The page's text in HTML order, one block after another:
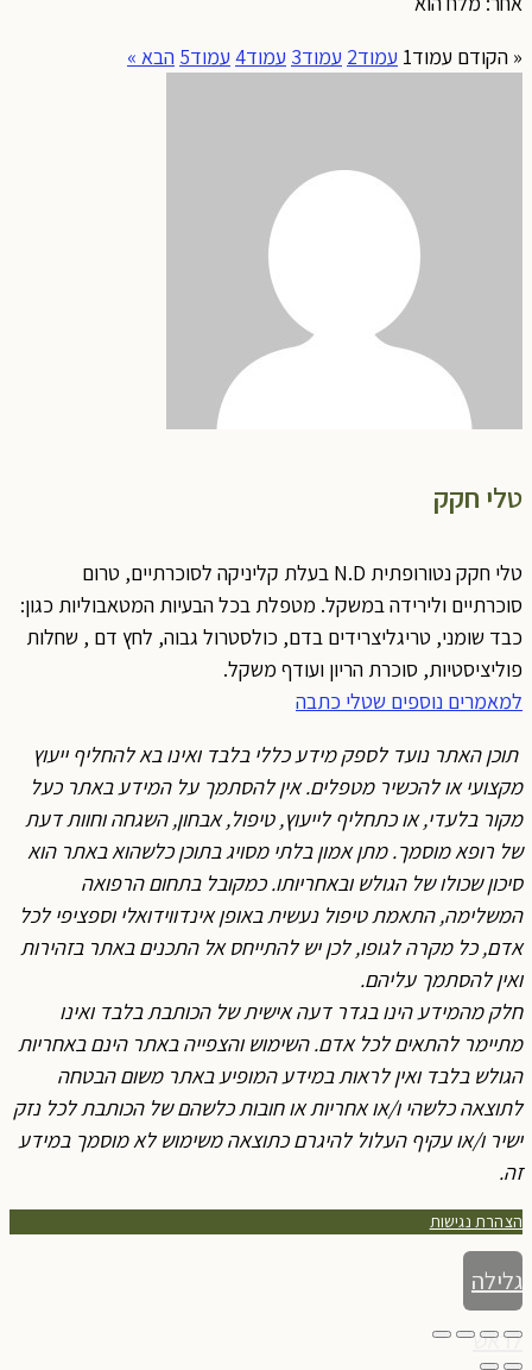
« הקודם עמוד1 עמוד2 עמוד3 עמוד4 עמוד5 הבא »
טלי חקק
טלי חקק נטורופתית N.D בעלת קליניקה לסוכרתיים, טרום
סוכרתיים ולירידה במשקל. מטפלת בכל הבעיות המטאבוליות כגון:
כבד שומני, טריגליצרידים בדם, כולסטרול גבוה, לחץ דם , שחלות
פוליציסטיות, סוכרת הריון ועודף משקל.
למאמרים נוספים שטלי כתבה
תוכן האתר נועד לספק מידע כללי בלבד ואינו בא להחליף ייעוץ
מקצועי או להכשיר מטפלים. אין להסתמך על המידע באתר כעל
מקור בלעדי, או כתחליף לייעוץ, טיפול, אבחון, השגחה וחוות דעת
של רופא מוסמך. מתן אמון בלתי מסויג בתוכן כלשהוא באתר הוא
סיכון שכולו של הגולש ובאחריותו. כמקובל בתחום הרפואה
המשלימה, התאמת טיפול נעשית באופן אינדווידואלי וספציפי לכל
אדם, כל מקרה לגופו, לכן יש להתייחס אל התכנים באתר בזהירות
ואין להסתמך עליהם.
חלק מהמידע הינו בגדר דעה אישית של הכותבת בלבד ואינו
מתיימר להתאים לכל אדם. השימוש והצפייה באתר הינם באחריות
הגולש בלבד ואין לראות במידע המופיע באתר משום הבטחה
לתוצאה כלשהי ו/או אחריות או חובות כלשהם של הכותבת לכל נזק
ישיר ו/או עקיף העלול להיגרם כתוצאה משימוש לא מוסמך במידע
זה.
הצהרת נגישות
גלילה
לראש